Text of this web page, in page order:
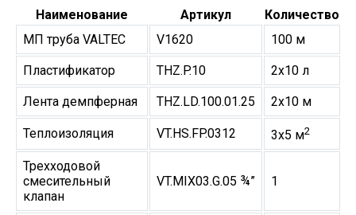
Наименование Артикул
Количество
МП труба VALTEC
V1620 100 м
Пластификатор THZ.P.10 2х10 л
Лента демпферная THZ.LD.100.01.25 2х10 м
Теплоизоляция VT.HS.FP.0312 3х5 м2
Трехходовой
смесительный
клапан
VT.MIX03.G.05 ¾” 1